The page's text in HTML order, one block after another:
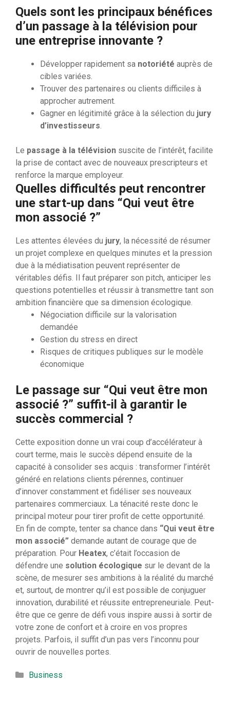
Quels sont les principaux bénéfices
d’un passage à la télévision pour
une entreprise innovante ?
Développer rapidement sa notoriété auprès de
cibles variées.
Trouver des partenaires ou clients difficiles à
approcher autrement.
Gagner en légitimité grâce à la sélection du jury
d’investisseurs
Le passage à la télévision suscite de l’intérêt, facilite
la prise de contact avec de nouveaux prescripteurs et
renforce la marque employeur.
Quelles difficultés peut rencontrer
une start-up dans “Qui veut être
mon associé ?”
Les attentes élevées du jury, la nécessité de résumer
un projet complexe en quelques minutes et la pression
due à la médiatisation peuvent représenter de
véritables défis. Il faut préparer son pitch, anticiper les
questions potentielles et réussir à transmettre tant son
ambition financière que sa dimension écologique.
Négociation difficile sur la valorisation
demandée
Gestion du stress en direct
Risques de critiques publiques sur le modèle
économique
Le passage sur “Qui veut être mon
associé ?” suffit-il à garantir le
succès commercial ?
Cette exposition donne un vrai coup d’accélérateur à
court terme, mais le succès dépend ensuite de la
capacité à consolider ses acquis : transformer l’intérêt
généré en relations clients pérennes, continuer
d’innover constamment et fidéliser ses nouveaux
partenaires commerciaux. La ténacité reste donc le
principal moteur pour tirer profit de cette opportunité.
En fin de compte, tenter sa chance dans “Qui veut être
mon associé” demande autant de courage que de
préparation. Pour Heatex, c’était l’occasion de
défendre une solution écologique sur le devant de la
scène, de mesurer ses ambitions à la réalité du marché
et, surtout, de montrer qu’il est possible de conjuguer
innovation, durabilité et réussite entrepreneuriale. Peut-
être que ce genre de défi vous inspire aussi à sortir de
votre zone de confort et à croire en vos propres
projets. Parfois, il suffit d’un pas vers l’inconnu pour
ouvrir de nouvelles portes.
Catégories
Business